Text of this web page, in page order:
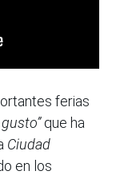
ferias
que ha
Ciudad
en los